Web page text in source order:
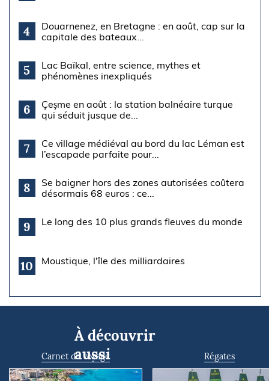
4
Douarnenez, en Bretagne : en août, cap sur la
capitale des bateaux...
5
Lac Baïkal, entre science, mythes et
phénomènes inexpliqués
6
Çeşme en août : la station balnéaire turque
qui séduit jusque de...
7
Ce village médiéval au bord du lac Léman est
l’escapade parfaite pour...
8
Se baigner hors des zones autorisées coûtera
désormais 68 euros : ce...
9 Le long des 10 plus grands fleuves du monde
10 Moustique, l'île des milliardaires
À découvrir
aussi
Carnet de voyage Régates